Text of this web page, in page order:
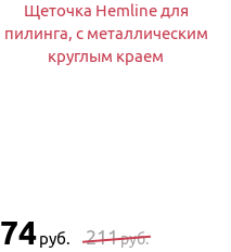
Щеточка Hemline для
пилинга, с металлическим
круглым краем
74 руб. 211руб.